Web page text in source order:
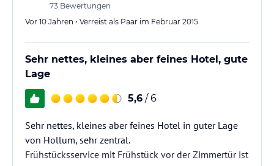
73 Bewertungen
Vor 10 Jahren • Verreist als Paar im Februar 2015
Sehr nettes, kleines aber feines Hotel, gute
Lage
5,6 / 6
Sehr nettes, kleines aber feines Hotel in guter Lage
von Hollum, sehr zentral.
Frühstücksservice mit Frühstück vor der Zimmertür ist